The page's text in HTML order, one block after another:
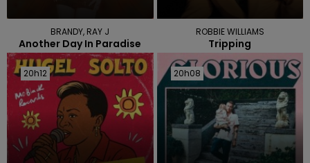
BRANDY, RAY J
Another Day In Paradise
ROBBIE WILLIAMS
Tripping
20h12
20h12 20h08
20h08